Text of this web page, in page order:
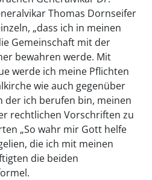
Thomas Dornseifer
„dass ich in meinen
Gemeinschaft mit der
bewahren werde. Mit
werde ich meine Pflichten
wie auch gegenüber
der ich berufen bin, meinen
rechtlichen Vorschriften zu
„So wahr mir Gott helfe
die ich mit meinen
die beiden